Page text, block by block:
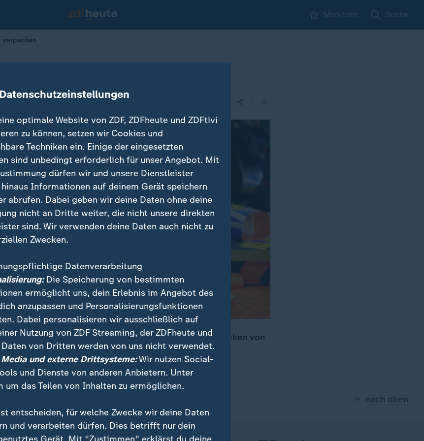
Merkliste Suche
verpacken
verpacken
oder alte Comics eignen sich zum Verpacken von
oder alte Tetrapacks. Wir zeigen ein paar Ideen.
nach oben
optimale Website von ZDF, ZDFheute und ZDFtivi
zu können, setzen wir Cookies und
Techniken ein. Einige der eingesetzten
sind unbedingt erforderlich für unser Angebot. Mit
dürfen wir und unsere Dienstleister
Informationen auf deinem Gerät speichern
abrufen. Dabei geben wir deine Daten ohne deine
nicht an Dritte weiter, die nicht unsere direkten
sind. Wir verwenden deine Daten auch nicht zu
Zwecken.
Datenverarbeitung
Die Speicherung von bestimmten
ermöglicht uns, dein Erlebnis im Angebot des
anzupassen und Personalisierungsfunktionen
Dabei personalisieren wir ausschließlich auf
Nutzung von ZDF Streaming, der ZDFheute und
von Dritten werden von uns nicht verwendet.
Media und externe Drittsysteme:Wir nutzen Social-
und Dienste von anderen Anbietern. Unter
um das Teilen von Inhalten zu ermöglichen.
entscheiden, für welche Zwecke wir deine Daten
und verarbeiten dürfen. Dies betrifft nur dein